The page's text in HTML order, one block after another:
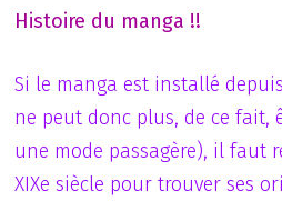
Histoire du manga !!
Si le manga est installé
ne peut donc plus, de ce fait,
une mode passagère), il faut
XIXe siècle pour trouver ses